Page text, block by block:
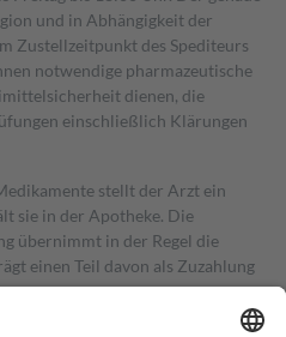
und in Abhängigkeit der
Zustellzeitpunkt des Spediteurs
notwendige pharmazeutische
dienen, die
einschließlich Klärungen
stellt der Arzt ein
sie in der Apotheke. Die
übernimmt in der Regel die
einen Teil davon als Zuzahlung
in Höhe von zehn